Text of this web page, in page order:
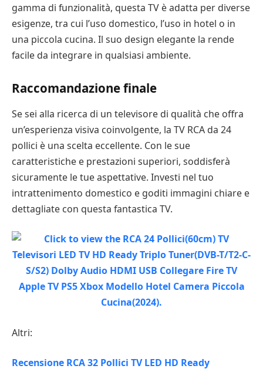
gamma di funzionalità, questa TV è adatta per diverse
esigenze, tra cui l’uso domestico, l’uso in hotel o in
una piccola cucina. Il suo design elegante la rende
facile da integrare in qualsiasi ambiente.
Raccomandazione finale
Se sei alla ricerca di un televisore di qualità che offra
un’esperienza visiva coinvolgente, la TV RCA da 24
pollici è una scelta eccellente. Con le sue
caratteristiche e prestazioni superiori, soddisferà
sicuramente le tue aspettative. Investi nel tuo
intrattenimento domestico e goditi immagini chiare e
dettagliate con questa fantastica TV.
Altri:
Recensione RCA 32 Pollici TV LED HD Ready